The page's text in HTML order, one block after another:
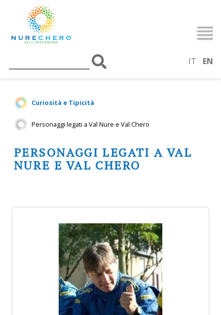
IT EN
Curiosità e Tipicità
Personaggi legati a Val Nure e Val Chero
PERSONAGGI LEGATI A VAL
NURE E VAL CHERO